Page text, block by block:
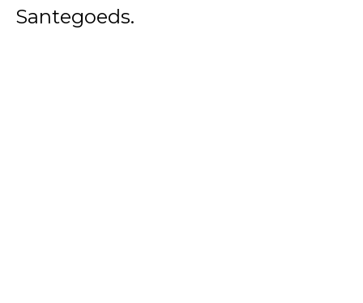
Santegoeds.